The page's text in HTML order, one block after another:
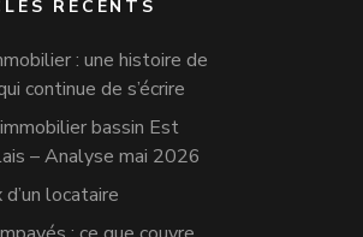
RÉCENTS
: une histoire de
continue de s’écrire
bassin Est
– Analyse mai 2026
d’un locataire